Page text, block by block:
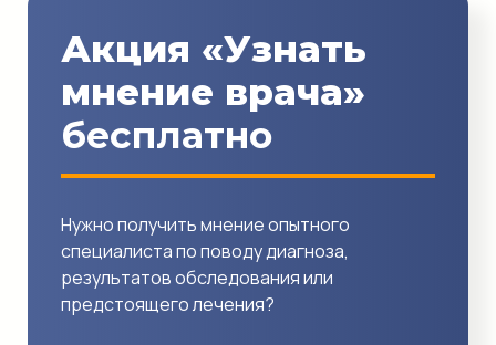
Акция «Узнать
мнение врача»
бесплатно
Нужно получить мнение опытного
специалиста по поводу диагноза,
результатов обследования или
предстоящего лечения?